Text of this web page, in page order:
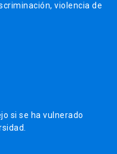
violencia de
si se ha vulnerado